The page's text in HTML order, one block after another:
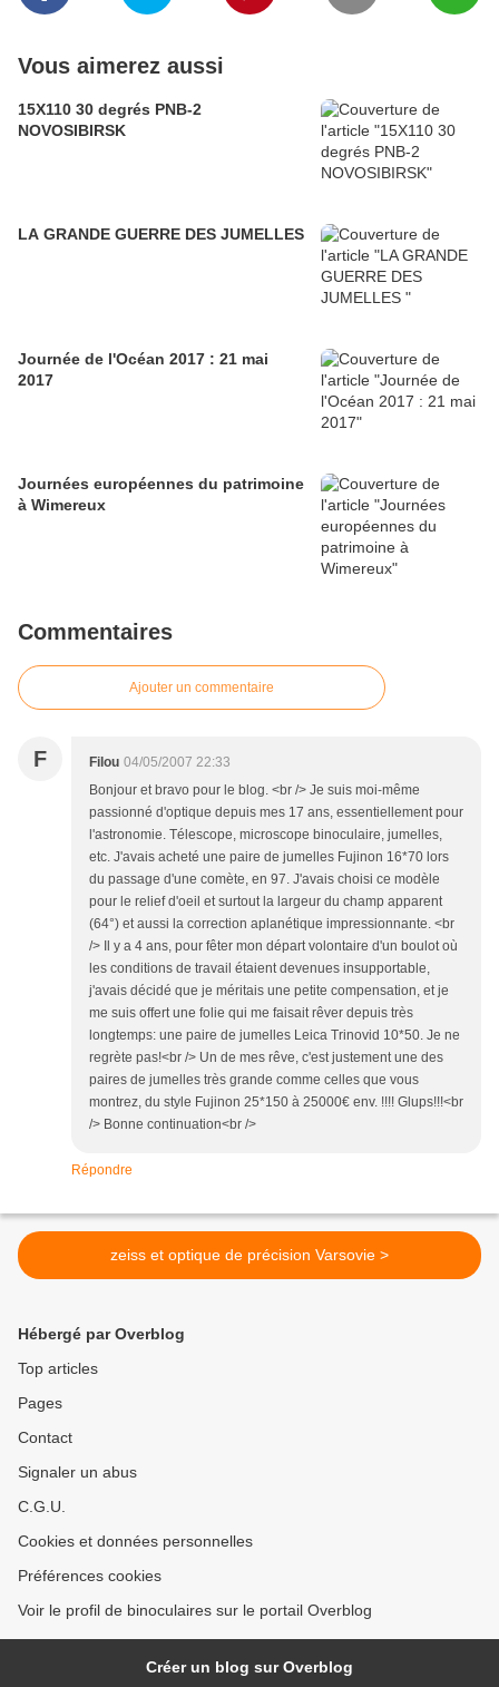
Vous aimerez aussi
15X110 30 degrés PNB-2
NOVOSIBIRSK
LA GRANDE GUERRE DES JUMELLES
Journée de l'Océan 2017 : 21 mai
2017
Journées européennes du patrimoine
à Wimereux
Commentaires
Ajouter un commentaire
F Filou 04/05/2007 22:33
Bonjour et bravo pour le blog. <br /> Je suis moi-même
passionné d'optique depuis mes 17 ans, essentiellement pour
l'astronomie. Télescope, microscope binoculaire, jumelles,
etc. J'avais acheté une paire de jumelles Fujinon 16*70 lors
du passage d'une comète, en 97. J'avais choisi ce modèle
pour le relief d'oeil et surtout la largeur du champ apparent
(64°) et aussi la correction aplanétique impressionnante. <br
/> Il y a 4 ans, pour fêter mon départ volontaire d'un boulot où
les conditions de travail étaient devenues insupportable,
j'avais décidé que je méritais une petite compensation, et je
me suis offert une folie qui me faisait rêver depuis très
longtemps: une paire de jumelles Leica Trinovid 10*50. Je ne
regrète pas!<br /> Un de mes rêve, c'est justement une des
paires de jumelles très grande comme celles que vous
montrez, du style Fujinon 25*150 à 25000€ env. !!!! Glups!!!<br
/> Bonne continuation<br />
Répondre
zeiss et optique de précision Varsovie >
Hébergé par Overblog
Top articles
Pages
Contact
Signaler un abus
C.G.U.
Cookies et données personnelles
Préférences cookies
Voir le profil de binoculaires sur le portail Overblog
Créer un blog sur Overblog